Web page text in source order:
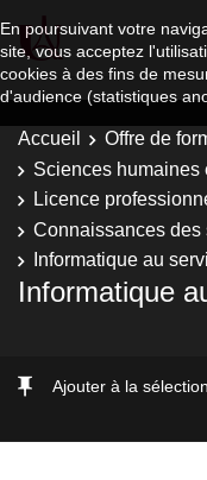
En poursuivant votre
site, vous acceptez
cookies à des fins de
d'audience (statistiques
Accueil Offre de
Sciences humaines
Licence
Connaissances des
Informatique au
Informatique
Ajouter à la sélection